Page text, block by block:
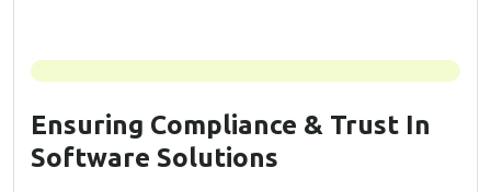
Ensuring Compliance & Trust In
Software Solutions